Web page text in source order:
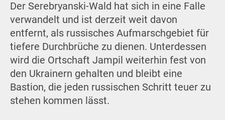
Der Serebryanski-Wald hat sich in eine Falle
verwandelt und ist derzeit weit davon
entfernt, als russisches Aufmarschgebiet für
tiefere Durchbrüche zu dienen. Unterdessen
wird die Ortschaft Jampil weiterhin fest von
den Ukrainern gehalten und bleibt eine
Bastion, die jeden russischen Schritt teuer zu
stehen kommen lässt.